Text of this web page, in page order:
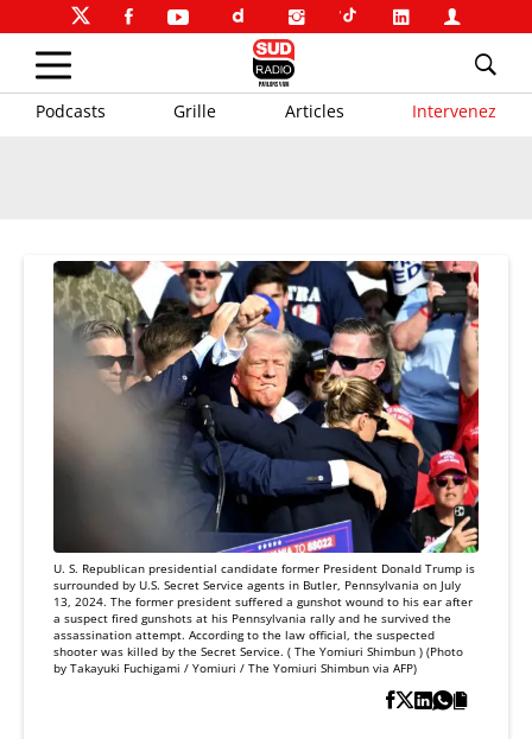
Podcasts Grille Articles Intervenez
U. S. Republican presidential candidate former President Donald Trump is
surrounded by U.S. Secret Service agents in Butler, Pennsylvania on July
13, 2024. The former president suffered a gunshot wound to his ear after
a suspect fired gunshots at his Pennsylvania rally and he survived the
assassination attempt. According to the law official, the suspected
shooter was killed by the Secret Service. ( The Yomiuri Shimbun ) (Photo
by Takayuki Fuchigami / Yomiuri / The Yomiuri Shimbun via AFP)